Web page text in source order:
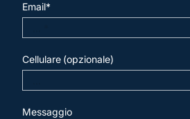
Email*
Cellulare (opzionale)
Messaggio